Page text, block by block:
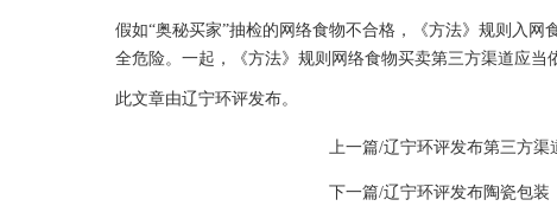
假如“奥秘买家”抽检的网络食物不合格，《方法》规则入
全危险。一起，《方法》规则网络食物买卖第三方渠道应当
此文章由辽宁环评发布。
上一篇/辽宁环评发布第三方渠
下一篇/​辽宁环评发布陶瓷包装